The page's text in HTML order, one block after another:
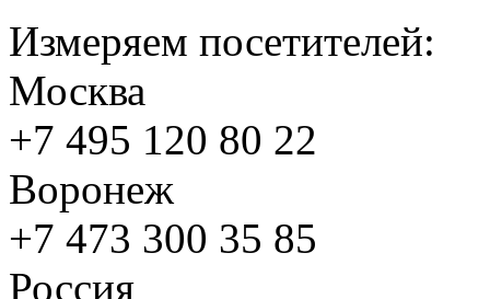
Измеряем посетителей:
Москва
+7 495 120 80 22
Воронеж
+7 473 300 35 85
Россия